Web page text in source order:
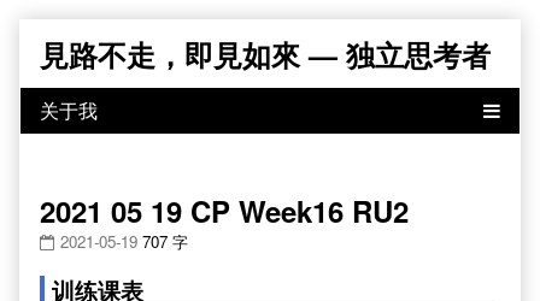
content
見路不走，即見如來 — 独立思考者
2021 05 19 CP Week16 RU2
2021-05-19 707 字
训练课表